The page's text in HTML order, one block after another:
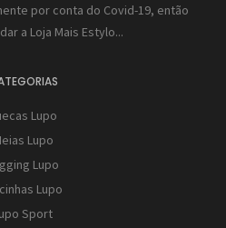
por conta do Covid-19, então
a Loja Mais Estylo...
Lupo
Lupo
Lupo
Lupo
Sport